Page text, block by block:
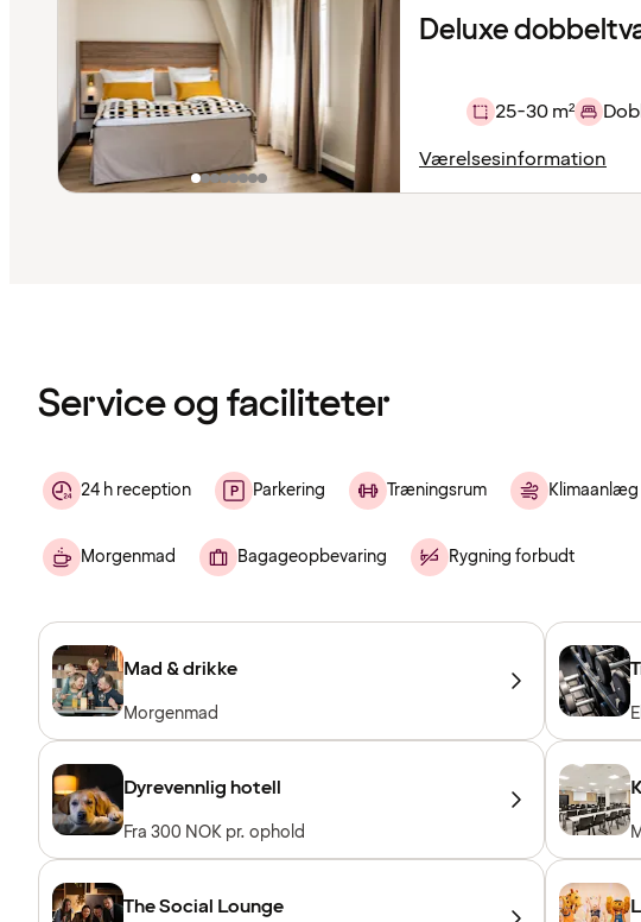
Deluxe
25-30 m²
Værelsesinformation
Service og faciliteter
24 h reception Parkering Træningsrum Klimaanlæg
Morgenmad Bagageopbevaring Rygning forbudt
Mad & drikke
Morgenmad
Dyrevennlig hotell
Fra 300 NOK pr. ophold
The Social Lounge